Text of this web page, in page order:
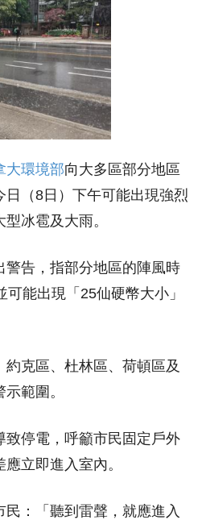
大環境部向大多區部分地區
日（8日）下午可能出現強烈
冰雹及大雨。
警告，指部分地區的陣風時
能出現「25仙硬幣大小」
約克區、杜林區、荷頓區及
範圍。
致停電，呼籲市民固定戶外
立即進入室內。
：「聽到雷聲，就應進入